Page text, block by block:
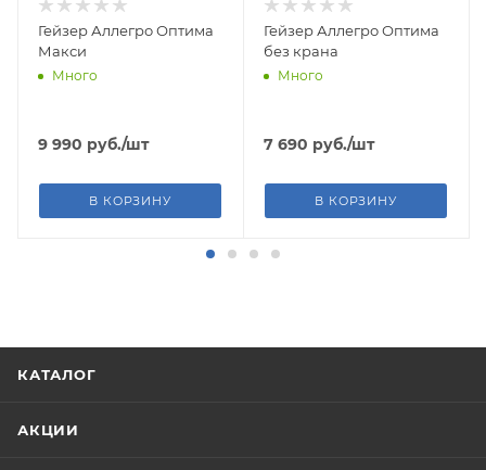
Гейзер Аллегро Оптима
Макси
Много
9 990 руб./шт
В КОРЗИНУ
Гейзер Аллегро Оптима
без крана
Много
7 690 руб./шт
В КОРЗИНУ
КАТАЛОГ
АКЦИИ